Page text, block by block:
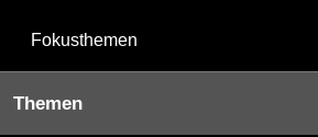
Fokusthemen
Themen